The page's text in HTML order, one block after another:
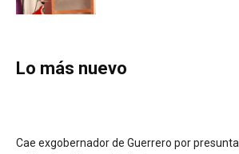
Lo más nuevo
Cae exgobernador de Guerrero por